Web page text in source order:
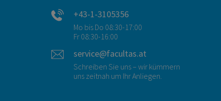
+43-1-3105356
Mo bis Do 08:30-17:00
Fr 08:30-16:00
service@facultas.at
Schreiben Sie uns – wir kümmern
uns zeitnah um Ihr Anliegen.